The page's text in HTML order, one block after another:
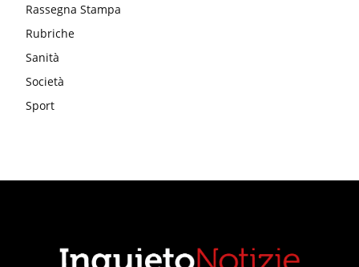
Rassegna Stampa
Rubriche
Sanità
Società
Sport